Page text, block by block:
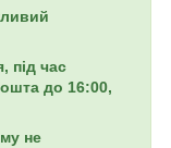
під час
до 16:00,
не